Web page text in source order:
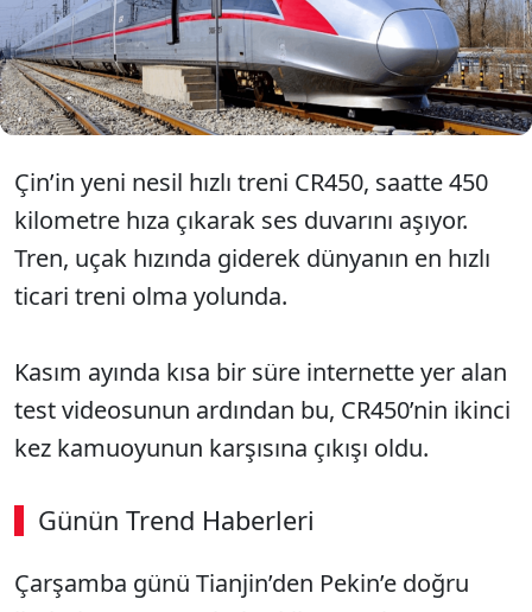
CR450’nin prototipini tanıttı.
Çin’in yeni nesil hızlı treni CR450, saatte 450
kilometre hıza çıkarak ses duvarını aşıyor.
Tren, uçak hızında giderek dünyanın en hızlı
ticari treni olma yolunda.
Kasım ayında kısa bir süre internette yer alan
test videosunun ardından bu, CR450’nin ikinci
kez kamuoyunun karşısına çıkışı oldu.
Günün Trend Haberleri
Çarşamba günü Tianjin’den Pekin’e doğru